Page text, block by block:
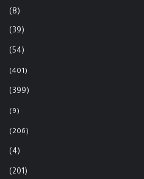
(8)
(39)
(54)
(401)
(399)
(9)
(206)
(4)
(201)